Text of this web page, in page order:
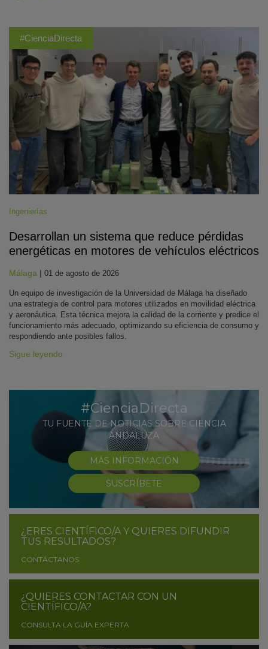
#CienciaDirecta
Ingenierías
Desarrollan un sistema que reduce pérdidas
energéticas en motores de vehículos eléctricos
Málaga | 01 de agosto de 2026
Un equipo de investigación de la Universidad de Málaga ha diseñado
una estrategia de control para motores utilizados en movilidad eléctrica
y aeronáutica. Esta técnica mejora la calidad de la corriente y predice el
funcionamiento más adecuado, optimizando su eficiencia de consumo y
respondiendo ante posibles fallos.
Sigue leyendo
#CienciaDirecta
TU FUENTE DE NOTICIAS SOBRE CIENCIA
ANDALUZA
MÁS INFORMACIÓN
SUSCRÍBETE
¿ERES CIENTÍFICO/A Y QUIERES DIFUNDIR
TUS RESULTADOS?
CONTÁCTANOS
¿QUIERES CONTACTAR CON UN
CIENTÍFICO/A?
CONSULTA LA GUÍA EXPERTA